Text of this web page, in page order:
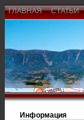
ГЛАВНАЯ СТАТЬИ
Информация